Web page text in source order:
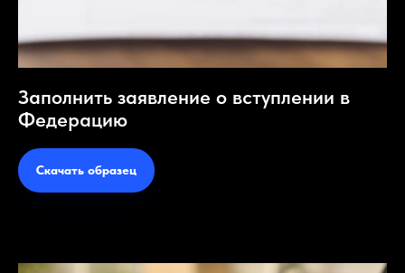
Заполнить заявление о вступлении в
Федерацию
Скачать образец